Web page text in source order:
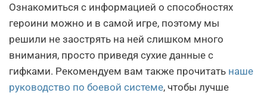
Ознакомиться с информацией о способностях
героини можно и в самой игре, поэтому мы
решили не заострять на ней слишком много
внимания, просто приведя сухие данные с
гифками. Рекомендуем вам также прочитать наше
руководство по боевой системе, чтобы лучше